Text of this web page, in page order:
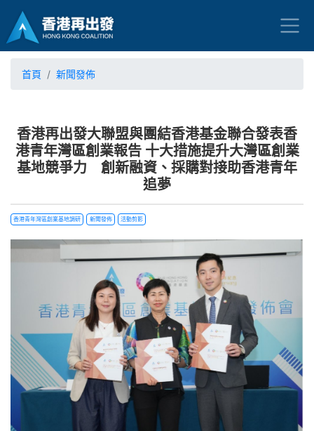
首頁 新聞發佈
香港再出發大聯盟與團結香港基金聯合發表香
港青年灣區創業報告 十大措施提升大灣區創業
基地競爭力 創新融資、採購對接助香港青年
追夢
香港青年灣區創業基地調研 新聞發佈 活動剪影